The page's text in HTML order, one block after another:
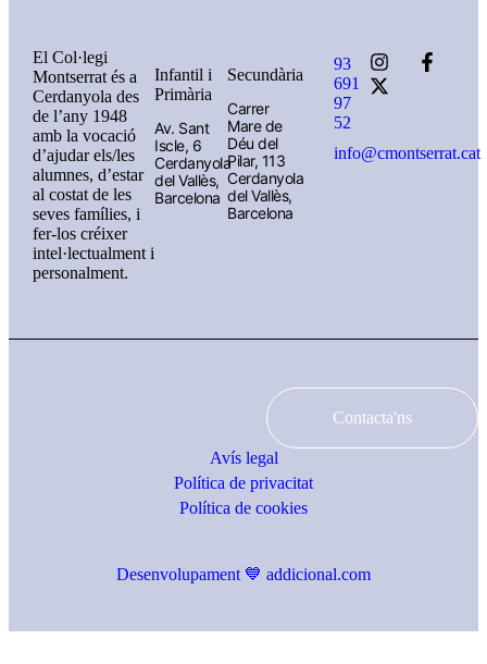
El Col·legi
Montserrat és a
Cerdanyola des
de l’any 1948
amb la vocació
d’ajudar els/les
alumnes, d’estar
al costat de les
seves famílies, i
fer-los créixer
intel·lectualment i
personalment.
Infantil i
Primària
Av. Sant
Iscle, 6
Cerdanyola
del Vallès,
Barcelona
Secundària
Carrer
Mare de
Déu del
Pilar, 113
Cerdanyola
del Vallès,
Barcelona
93
691
97
52
info@cmontserrat.cat
Contacta'ns
Avís legal
Política de privacitat
Política de cookies
Desenvolupament 💙 addicional.com